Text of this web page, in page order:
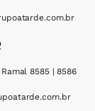
8585 | 8586